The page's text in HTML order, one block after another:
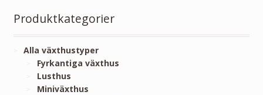
Produktkategorier
Alla växthustyper
Fyrkantiga växthus
Lusthus
Miniväxthus